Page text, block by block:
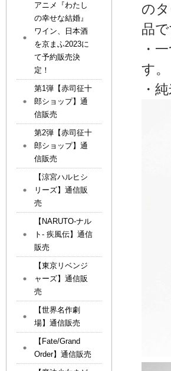
の
品で
・
す。
・
アニメ『わたし
の幸せな結婚』
ワイン、日本酒
を京まふ2023に
て予約販売決
定！
第1弾【赤司征十
郎ショップ】通
信販売
第2弾【赤司征十
郎ショップ】通
信販売
【涼宮ハルヒシ
リーズ】通信販
売
【NARUTO-ナル
ト- 疾風伝】通信
販売
【東京リベンジ
ャーズ】通信販
売
【世界名作劇
場】通信販売
【Fate/Grand
Order】通信販売